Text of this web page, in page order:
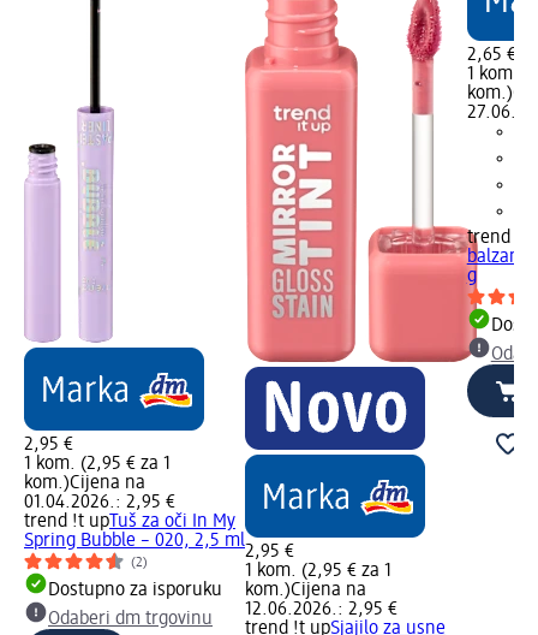
2,95 €
1 kom. (2,95 € za 1
kom.)Cijena na
01.04.2026.: 2,95 €
trend !t up Tuš za oči In My
Spring Bubble – 020, 2,5 ml
(2)
Dostupno za isporuku
Odaberi dm trgovinu
2,95 €
1 kom. (2,95 € za 1
kom.)Cijena na
12.06.2026.: 2,95 €
trend !t upSjajilo za usne
2,65 €
1 kom.
kom.)
trend !t
balzam
g